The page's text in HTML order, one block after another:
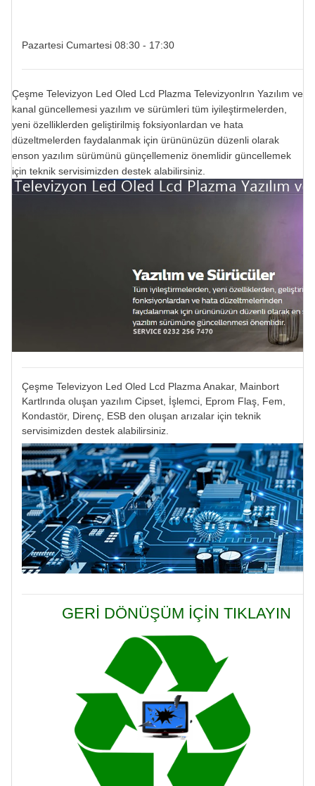
Pazartesi Cumartesi 08:30 - 17:30
Çeşme Televizyon Led Oled Lcd Plazma Televizyonlrın Yazılım ve
kanal güncellemesi yazılım ve sürümleri tüm iyileştirmelerden,
yeni özelliklerden geliştirilmiş foksiyonlardan ve hata
düzeltmelerden faydalanmak için ürününüzün düzenli olarak
enson yazılım sürümünü günçellemeniz önemlidir güncellemek
için teknik servisimizden destek alabilirsiniz.
Çeşme Televizyon Led Oled Lcd Plazma Anakar, Mainbort
Kartlrında oluşan yazılım Cipset, İşlemci, Eprom Flaş, Fem,
Kondastör, Direnç, ESB den oluşan arızalar için teknik
servisimizden destek alabilirsiniz.
GERİ DÖNÜŞÜM İÇİN TIKLAYIN